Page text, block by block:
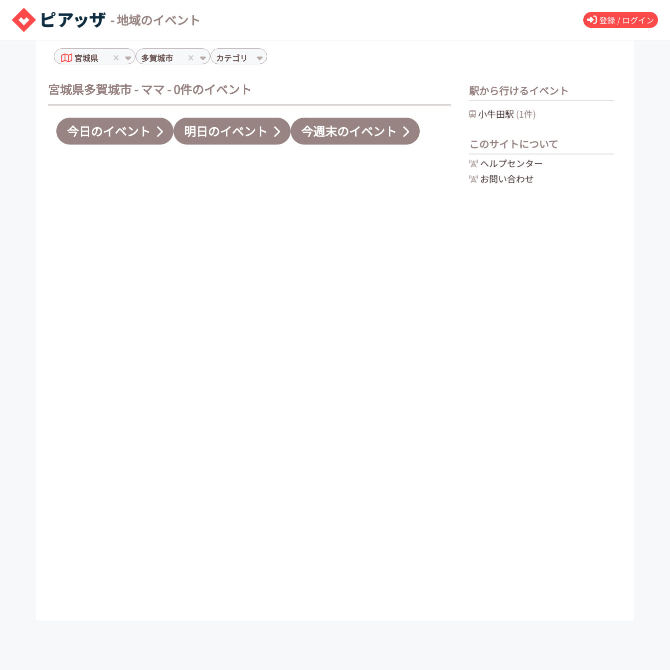
- 地域のイベント 登録 / ログイン
宮城県 多賀城市 カテゴリ
宮城県多賀城市 - ママ - 0件のイベント
今日のイベント 明日のイベント 今週末のイベント
駅から行けるイベント
小牛田駅 (1件)
このサイトについて
ヘルプセンター
お問い合わせ